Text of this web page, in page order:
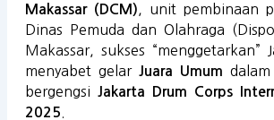
Makassar (DCM) , unit pembinaan
Dinas Pemuda dan Olahraga
Makassar, sukses “menggetarkan”
menyabet gelar Juara Umum
bergengsi Jakarta Drum Corps
2025